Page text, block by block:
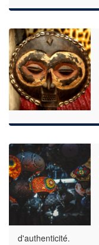
d'authenticité.